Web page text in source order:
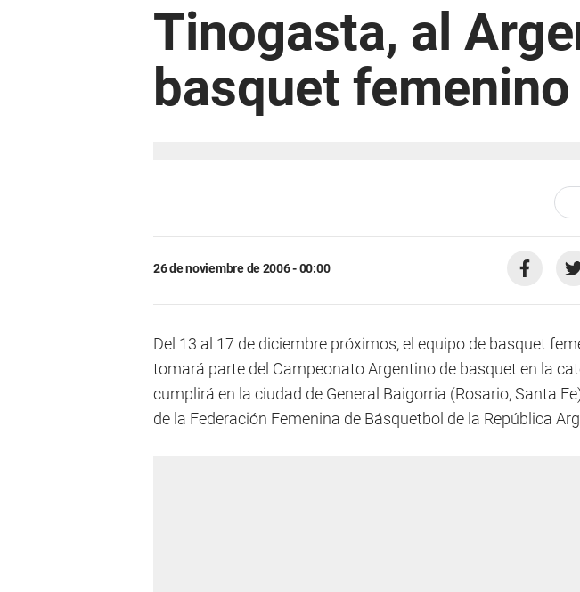
Tinogasta, al
basquet femenino
26 de noviembre de 2006 - 00:00
Del 13 al 17 de diciembre próximos, el equipo de basquet
tomará parte del Campeonato Argentino de basquet en la
cumplirá en la ciudad de General Baigorria (Rosario, Santa
de la Federación Femenina de Básquetbol de la República